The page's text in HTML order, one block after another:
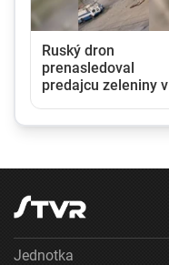
Ruský dron
prenasledoval
predajcu zeleniny v
Jednotka